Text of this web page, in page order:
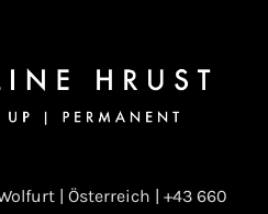
| Österreich | +43 660